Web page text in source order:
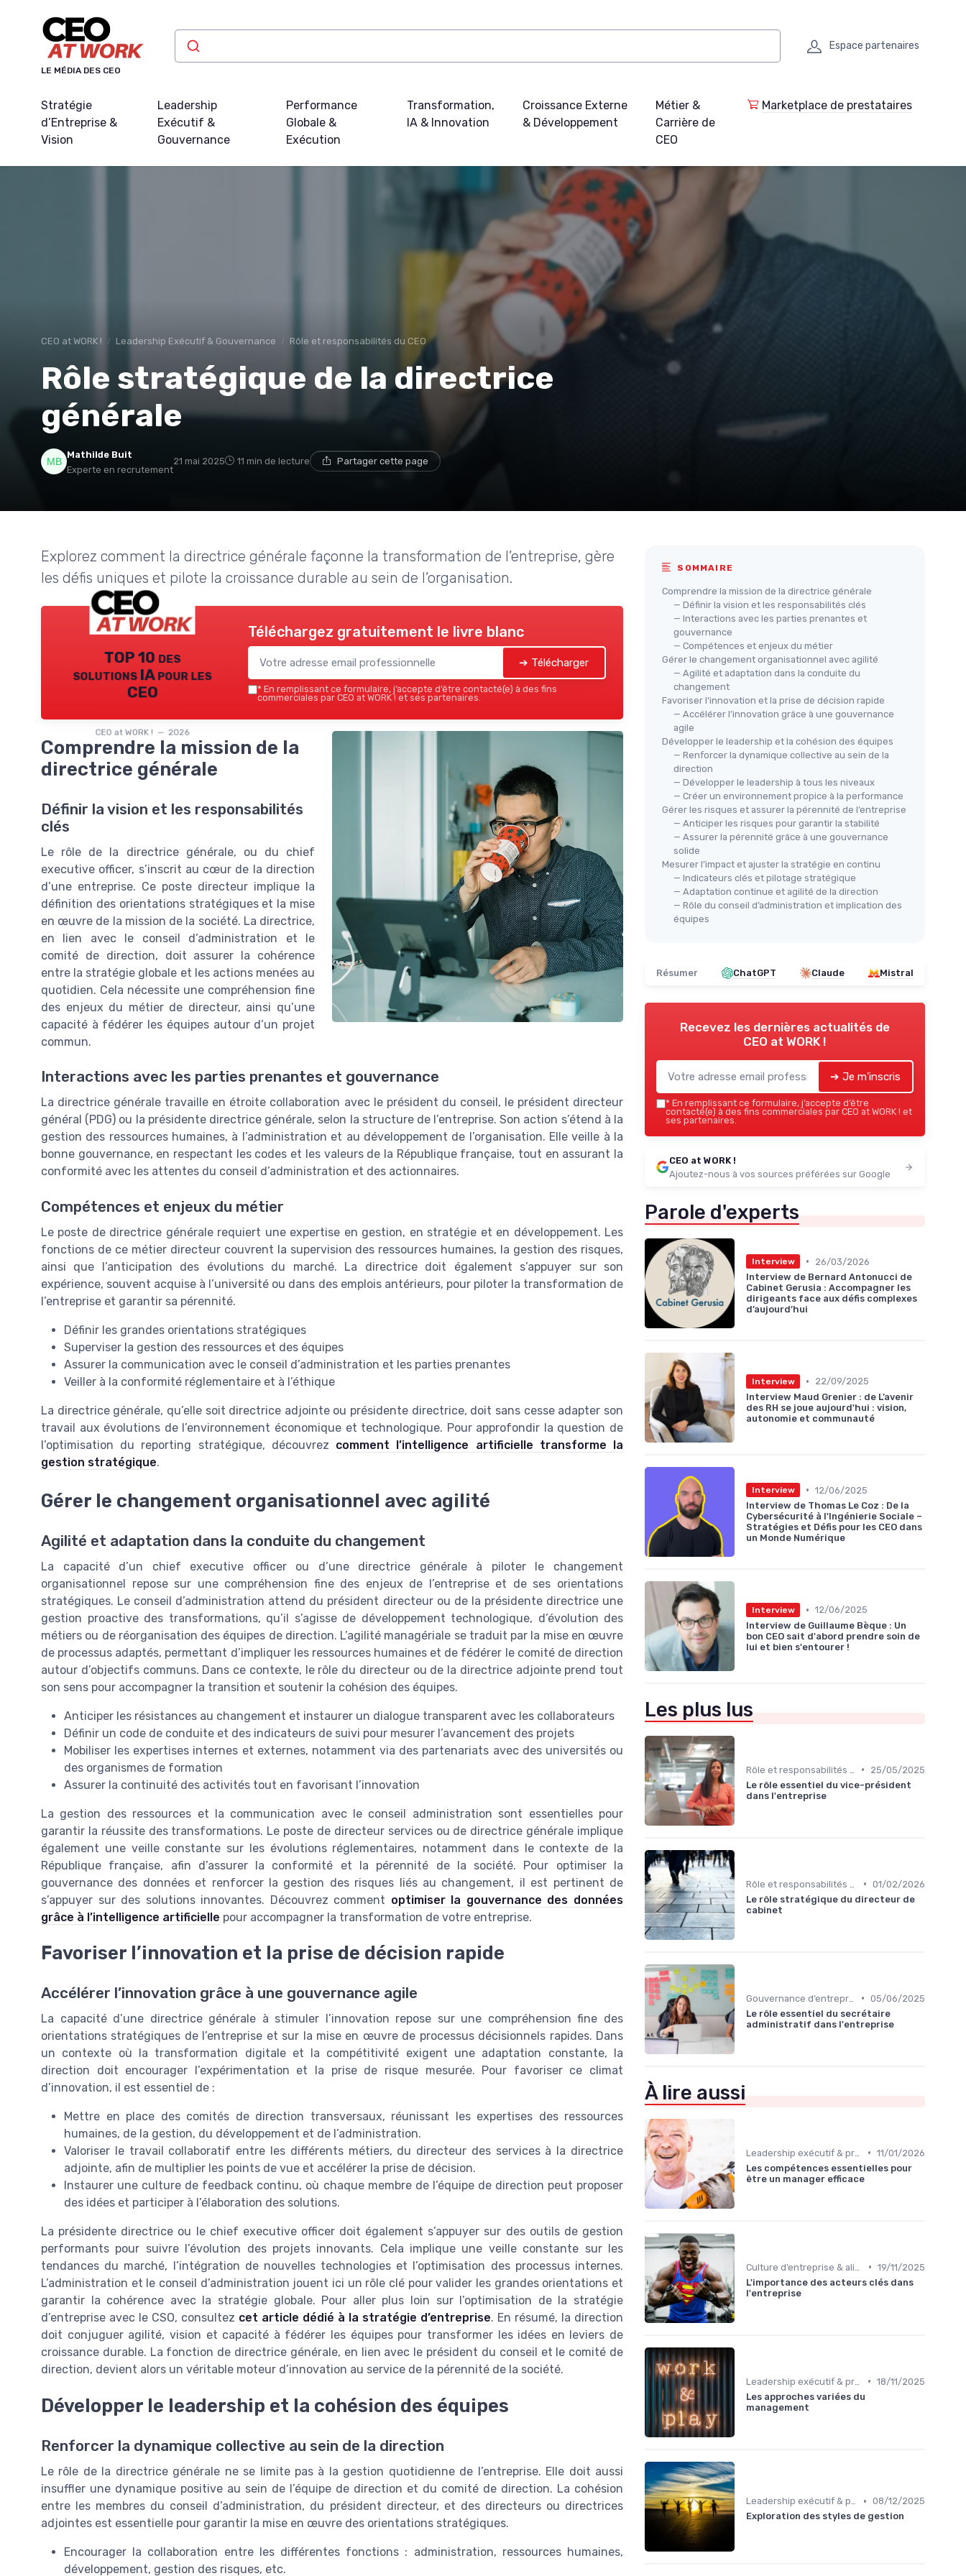
LE MÉDIA DES CEO
Espace partenaires
Stratégie
d’Entreprise &
Vision
Leadership
Exécutif &
Gouvernance
Performance
Globale &
Exécution
Transformation,
IA & Innovation
Croissance Externe
& Développement
Métier &
Carrière de
CEO
Marketplace de prestataires
CEO at WORK ! Leadership Exécutif & Gouvernance Rôle et responsabilités du CEO
Rôle stratégique de la directrice
générale
Mathilde Buit
Experte en recrutement
21 mai 2025 11 min de lecture Partager cette page
Explorez comment la directrice générale façonne la transformation de l’entreprise, gère
les défis uniques et pilote la croissance durable au sein de l’organisation.
TOP 10 des
solutions IA pour les
CEO
CEO at WORK ! — 2026
Téléchargez gratuitement le livre blanc
➔ Télécharger
* En remplissant ce formulaire, j’accepte d’être contacté(e) à des fins
commerciales par CEO at WORK ! et ses partenaires.
Comprendre la mission de la
directrice générale
Définir la vision et les responsabilités
clés
Le rôle de la directrice générale, ou du chief
executive officer, s’inscrit au cœur de la direction
d’une entreprise. Ce poste directeur implique la
définition des orientations stratégiques et la mise
en œuvre de la mission de la société. La directrice,
en lien avec le conseil d’administration et le
comité de direction, doit assurer la cohérence
entre la stratégie globale et les actions menées au
quotidien. Cela nécessite une compréhension fine
des enjeux du métier de directeur, ainsi qu’une
capacité à fédérer les équipes autour d’un projet
commun.
Interactions avec les parties prenantes et gouvernance
La directrice générale travaille en étroite collaboration avec le président du conseil, le président directeur
général (PDG) ou la présidente directrice générale, selon la structure de l’entreprise. Son action s’étend à la
gestion des ressources humaines, à l’administration et au développement de l’organisation. Elle veille à la
bonne gouvernance, en respectant les codes et les valeurs de la République française, tout en assurant la
conformité avec les attentes du conseil d’administration et des actionnaires.
Compétences et enjeux du métier
Le poste de directrice générale requiert une expertise en gestion, en stratégie et en développement. Les
fonctions de ce métier directeur couvrent la supervision des ressources humaines, la gestion des risques,
ainsi que l’anticipation des évolutions du marché. La directrice doit également s’appuyer sur son
expérience, souvent acquise à l’université ou dans des emplois antérieurs, pour piloter la transformation de
l’entreprise et garantir sa pérennité.
Définir les grandes orientations stratégiques
Superviser la gestion des ressources et des équipes
Assurer la communication avec le conseil d’administration et les parties prenantes
Veiller à la conformité réglementaire et à l’éthique
La directrice générale, qu’elle soit directrice adjointe ou présidente directrice, doit sans cesse adapter son
travail aux évolutions de l’environnement économique et technologique. Pour approfondir la question de
l’optimisation du reporting stratégique, découvrez comment l’intelligence artificielle transforme la
gestion stratégique.
Gérer le changement organisationnel avec agilité
Agilité et adaptation dans la conduite du changement
La capacité d’un chief executive officer ou d’une directrice générale à piloter le changement
organisationnel repose sur une compréhension fine des enjeux de l’entreprise et de ses orientations
stratégiques. Le conseil d’administration attend du président directeur ou de la présidente directrice une
gestion proactive des transformations, qu’il s’agisse de développement technologique, d’évolution des
métiers ou de réorganisation des équipes de direction. L’agilité managériale se traduit par la mise en œuvre
de processus adaptés, permettant d’impliquer les ressources humaines et de fédérer le comité de direction
autour d’objectifs communs. Dans ce contexte, le rôle du directeur ou de la directrice adjointe prend tout
son sens pour accompagner la transition et soutenir la cohésion des équipes.
Anticiper les résistances au changement et instaurer un dialogue transparent avec les collaborateurs
Définir un code de conduite et des indicateurs de suivi pour mesurer l’avancement des projets
Mobiliser les expertises internes et externes, notamment via des partenariats avec des universités ou
des organismes de formation
Assurer la continuité des activités tout en favorisant l’innovation
La gestion des ressources et la communication avec le conseil administration sont essentielles pour
garantir la réussite des transformations. Le poste de directeur services ou de directrice générale implique
également une veille constante sur les évolutions réglementaires, notamment dans le contexte de la
République française, afin d’assurer la conformité et la pérennité de la société. Pour optimiser la
gouvernance des données et renforcer la gestion des risques liés au changement, il est pertinent de
s’appuyer sur des solutions innovantes. Découvrez comment optimiser la gouvernance des données
grâce à l’intelligence artificielle pour accompagner la transformation de votre entreprise.
Favoriser l’innovation et la prise de décision rapide
Accélérer l’innovation grâce à une gouvernance agile
La capacité d’une directrice générale à stimuler l’innovation repose sur une compréhension fine des
orientations stratégiques de l’entreprise et sur la mise en œuvre de processus décisionnels rapides. Dans
un contexte où la transformation digitale et la compétitivité exigent une adaptation constante, la
direction doit encourager l’expérimentation et la prise de risque mesurée. Pour favoriser ce climat
d’innovation, il est essentiel de :
Mettre en place des comités de direction transversaux, réunissant les expertises des ressources
humaines, de la gestion, du développement et de l’administration.
Valoriser le travail collaboratif entre les différents métiers, du directeur des services à la directrice
adjointe, afin de multiplier les points de vue et accélérer la prise de décision.
Instaurer une culture de feedback continu, où chaque membre de l’équipe de direction peut proposer
des idées et participer à l’élaboration des solutions.
La présidente directrice ou le chief executive officer doit également s’appuyer sur des outils de gestion
performants pour suivre l’évolution des projets innovants. Cela implique une veille constante sur les
tendances du marché, l’intégration de nouvelles technologies et l’optimisation des processus internes.
L’administration et le conseil d’administration jouent ici un rôle clé pour valider les grandes orientations et
garantir la cohérence avec la stratégie globale. Pour aller plus loin sur l’optimisation de la stratégie
d’entreprise avec le CSO, consultez cet article dédié à la stratégie d’entreprise. En résumé, la direction
doit conjuguer agilité, vision et capacité à fédérer les équipes pour transformer les idées en leviers de
croissance durable. La fonction de directrice générale, en lien avec le président du conseil et le comité de
direction, devient alors un véritable moteur d’innovation au service de la pérennité de la société.
Développer le leadership et la cohésion des équipes
Renforcer la dynamique collective au sein de la direction
Le rôle de la directrice générale ne se limite pas à la gestion quotidienne de l’entreprise. Elle doit aussi
insuffler une dynamique positive au sein de l’équipe de direction et du comité de direction. La cohésion
entre les membres du conseil d’administration, du président directeur, et des directeurs ou directrices
adjointes est essentielle pour garantir la mise en œuvre des orientations stratégiques.
Encourager la collaboration entre les différentes fonctions : administration, ressources humaines,
développement, gestion des risques, etc.
SOMMAIRE
Comprendre la mission de la directrice générale
— Définir la vision et les responsabilités clés
— Interactions avec les parties prenantes et
gouvernance
— Compétences et enjeux du métier
Gérer le changement organisationnel avec agilité
— Agilité et adaptation dans la conduite du
changement
Favoriser l’innovation et la prise de décision rapide
— Accélérer l’innovation grâce à une gouvernance
agile
Développer le leadership et la cohésion des équipes
— Renforcer la dynamique collective au sein de la
direction
— Développer le leadership à tous les niveaux
— Créer un environnement propice à la performance
Gérer les risques et assurer la pérennité de l’entreprise
— Anticiper les risques pour garantir la stabilité
— Assurer la pérennité grâce à une gouvernance
solide
Mesurer l’impact et ajuster la stratégie en continu
— Indicateurs clés et pilotage stratégique
— Adaptation continue et agilité de la direction
— Rôle du conseil d’administration et implication des
équipes
Résumer ChatGPT Claude Mistral
Recevez les dernières actualités de
CEO at WORK !
➔ Je m'inscris
* En remplissant ce formulaire, j’accepte d’être
contacté(e) à des fins commerciales par CEO at WORK ! et
ses partenaires.
CEO at WORK !
Ajoutez-nous à vos sources préférées sur Google
Parole d'experts
Interview •
26/03/2026
Interview de Bernard Antonucci de
Cabinet Gerusia : Accompagner les
dirigeants face aux défis complexes
d’aujourd’hui
Interview •
22/09/2025
Interview Maud Grenier : de L’avenir
des RH se joue aujourd'hui : vision,
autonomie et communauté
Interview • 12/06/2025
Interview de Thomas Le Coz : De la
Cybersécurité à l'Ingénierie Sociale –
Stratégies et Défis pour les CEO dans
un Monde Numérique
Interview • 12/06/2025
Interview de Guillaume Bèque : Un
bon CEO sait d'abord prendre soin de
lui et bien s'entourer !
Les plus lus
•
25/05/2025
Le rôle essentiel du vice-président
dans l'entreprise
• 01/02/2026
Le rôle stratégique du directeur de
cabinet
• 05/06/2025
Le rôle essentiel du secrétaire
administratif dans l'entreprise
À lire aussi
• 11/01/2026
Les compétences essentielles pour
être un manager efficace
• 19/11/2025
L'importance des acteurs clés dans
l'entreprise
• 18/11/2025
Les approches variées du
management
Leadership exécutif & prise de décision • 08/12/2025
Exploration des styles de gestion